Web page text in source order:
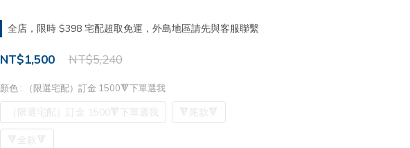
全店，限時 $398 宅配超取免運，外島地區請先與客服聯繫
NT$5,240
NT$1,500
顏色 : （限選宅配）訂金 1500🔻下單選我
（限選宅配）訂金 1500🔻下單選我 🔻尾款🔻
🔻全款🔻